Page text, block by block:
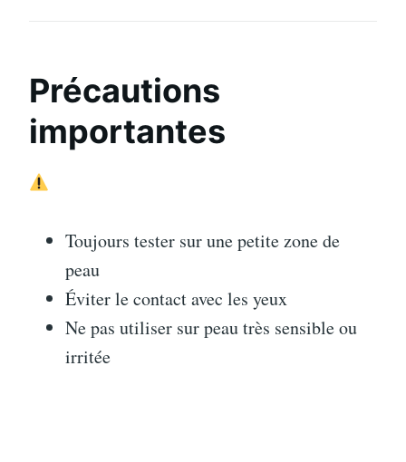
Précautions
importantes
Toujours tester sur une petite zone de
peau
Éviter le contact avec les yeux
Ne pas utiliser sur peau très sensible ou
irritée